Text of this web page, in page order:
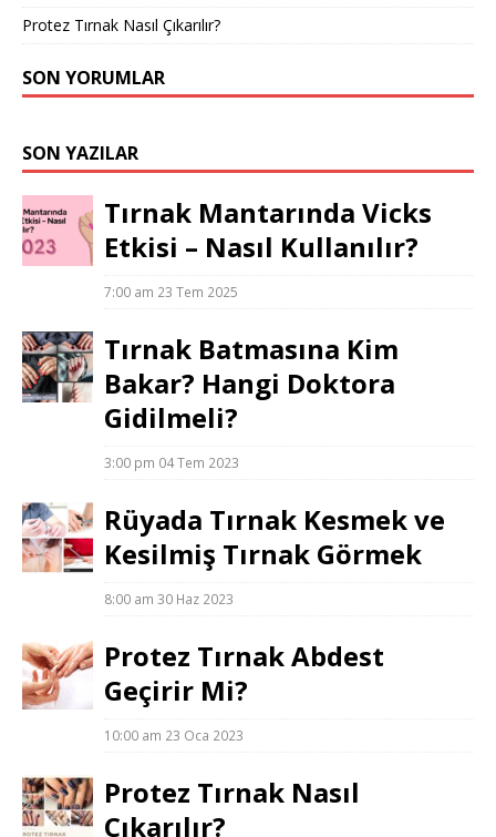
Protez Tırnak Nasıl Çıkarılır?
SON YORUMLAR
SON YAZILAR
Tırnak Mantarında Vicks
Etkisi – Nasıl Kullanılır?
7:00 am 23 Tem 2025
Tırnak Batmasına Kim
Bakar? Hangi Doktora
Gidilmeli?
3:00 pm 04 Tem 2023
Rüyada Tırnak Kesmek ve
Kesilmiş Tırnak Görmek
8:00 am 30 Haz 2023
Protez Tırnak Abdest
Geçirir Mi?
10:00 am 23 Oca 2023
Protez Tırnak Nasıl
Çıkarılır?